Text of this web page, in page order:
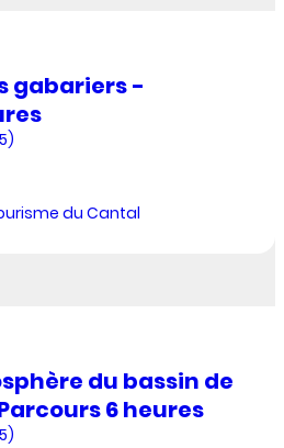
gabariers -
du Cantal
du bassin de
6 heures